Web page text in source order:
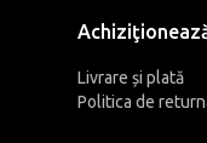
Livrare și plată
Politica de